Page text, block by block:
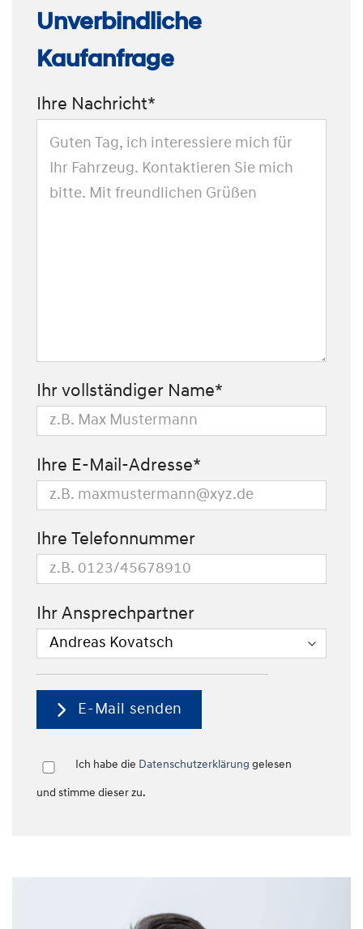
Unverbindliche
Kaufanfrage
Ihre Nachricht*
Ihr vollständiger Name*
Ihre E-Mail-Adresse*
Ihre Telefonnummer
Ihr Ansprechpartner
E-Mail senden
Ich habe die Datenschutzerklärung gelesen
und stimme dieser zu.